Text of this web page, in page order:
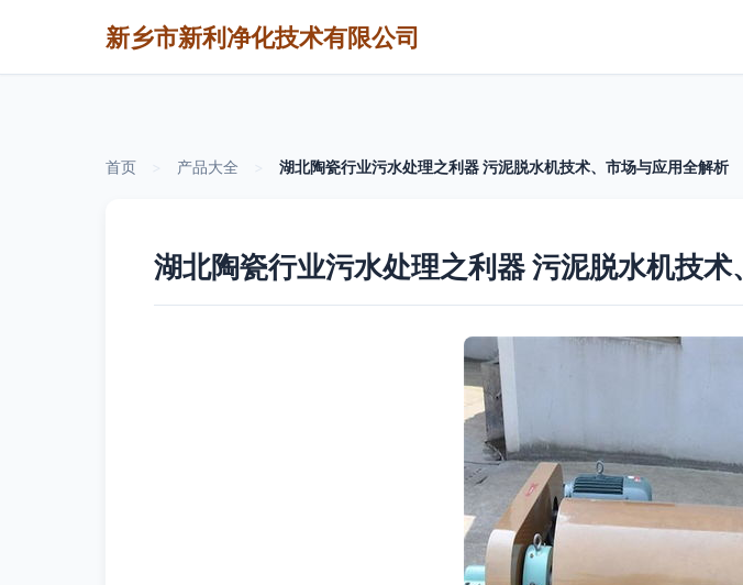
新乡市新利净化技术有限公司
首页 产品大全 湖北陶瓷行业污水处理之利器 污泥脱水机技术、市场与应用全解析
湖北陶瓷行业污水处理之利器 污泥脱水机技